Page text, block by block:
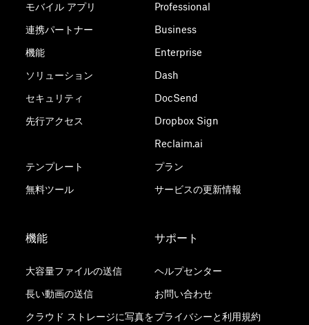
モバイル アプリ
連携パートナー
機能
ソリューション
セキュリティ
先行アクセス
テンプレート
無料ツール
Professional
Business
Enterprise
Dash
DocSend
Dropbox Sign
Reclaim.ai
プラン
サービスの更新情報
機能
大容量ファイルの送信
長い動画の送信
クラウド ストレージに写真を
サポート
ヘルプセンター
お問い合わせ
プライバシーと利用規約